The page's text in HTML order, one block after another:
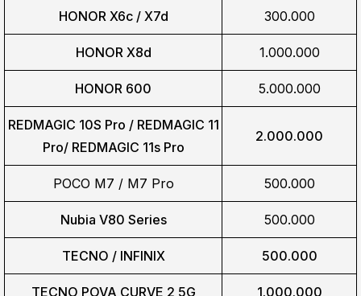
HONOR X6c / X7d 300.000
HONOR X8d 1.000.000
HONOR 600 5.000.000
REDMAGIC 10S Pro / REDMAGIC 11
Pro/ REDMAGIC 11s Pro
2.000.000
POCO M7 / M7 Pro 500.000
Nubia V80 Series 500.000
TECNO / INFINIX 500.000
TECNO POVA CURVE 2 5G 1.000.000